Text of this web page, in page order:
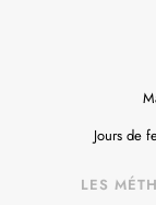
Jours de
LES